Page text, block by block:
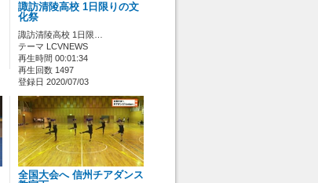
諏訪清陵高校 1日限りの文
化祭
諏訪清陵高校 1日限…
テーマ LCVNEWS
再生時間 00:01:34
再生回数 1497
登録日 2020/07/03
全国大会へ 信州チアダンス